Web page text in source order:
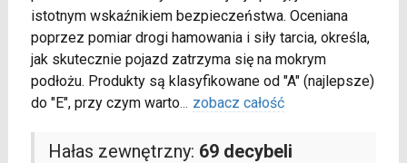
istotnym wskaźnikiem bezpieczeństwa. Oceniana
poprzez pomiar drogi hamowania i siły tarcia, określa,
jak skutecznie pojazd zatrzyma się na mokrym
podłożu. Produkty są klasyfikowane od "A" (najlepsze)
do "E", przy czym warto... zobacz całość
Hałas zewnętrzny: 69 decybeli